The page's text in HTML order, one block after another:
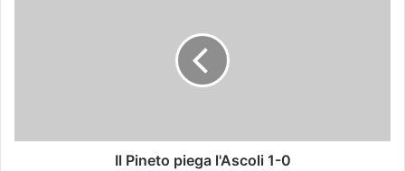
Il Pineto piega l'Ascoli 1-0